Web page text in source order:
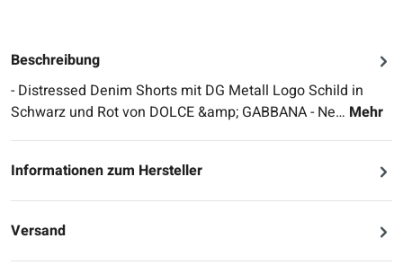
Beschreibung
- Distressed Denim Shorts mit DG Metall Logo Schild in
Schwarz und Rot von DOLCE &amp; GABBANA - Ne… Mehr
Informationen zum Hersteller
Versand